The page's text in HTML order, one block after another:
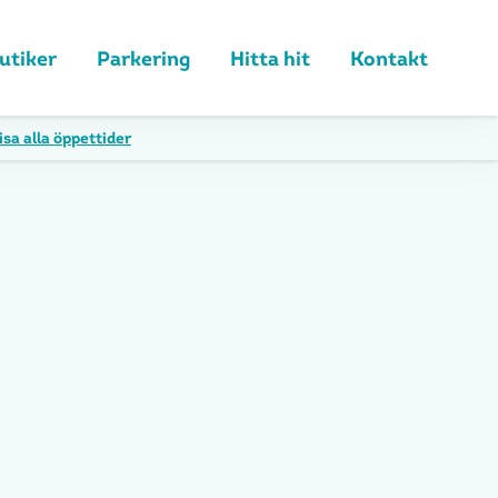
Parkering Hitta hit Kontakt
alla öppettider